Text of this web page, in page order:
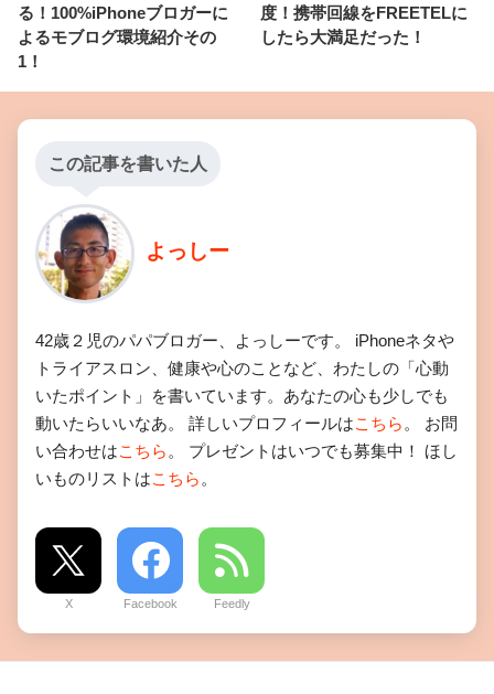
る！100%iPhoneブロガーに
よるモブログ環境紹介その
1！
度！携帯回線をFREETELに
したら大満足だった！
この記事を書いた人
よっしー
42歳２児のパパブロガー、よっしーです。 iPhoneネタや
トライアスロン、健康や心のことなど、わたしの「心動
いたポイント」を書いています。あなたの心も少しでも
動いたらいいなあ。 詳しいプロフィールはこちら。 お問
い合わせはこちら。 プレゼントはいつでも募集中！ ほし
いものリストはこちら。
X Facebook Feedly